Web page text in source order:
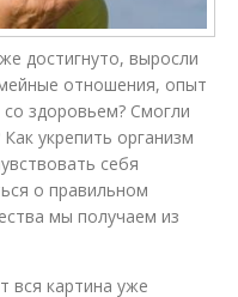
достигнуто, выросли
отношения, опыт
здоровьем? Смогли
укрепить организм
себя
о правильном
мы получаем из
вся картина уже